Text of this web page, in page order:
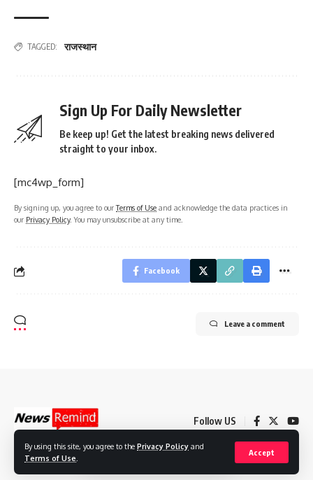
By using this site, you agree to the Privacy Policy and
Terms of Use
Accept
TAGGED: राजस्थान
Sign Up For Daily Newsletter
Be keep up! Get the latest breaking news delivered
straight to your inbox.
[mc4wp_form]
By signing up, you agree to ourTerms of Use and acknowledge the data practices in
our Privacy Policy. You may unsubscribe at any time.
Facebook
Leave a comment
Follow US
© 2022 Foxiz News Network. Ruby Design Company. All Rights Reserved.